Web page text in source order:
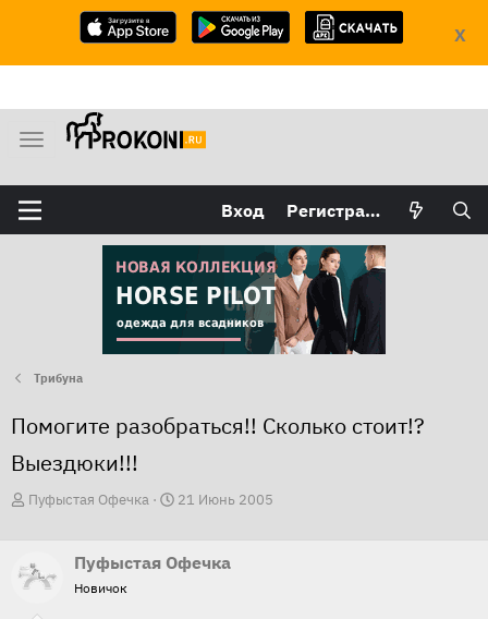
X
М
н
ю
Вход Регистрация
Трибуна
Помогите разобраться!! Сколько стоит!?
Выездюки!!!
А
о
Пуфыстая Офечка
Д
а
21 Июнь 2005
Пуфыстая Офечка
Новичок